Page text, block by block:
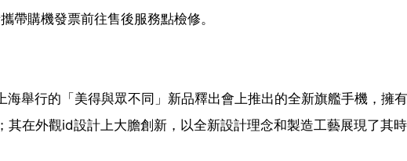
帶購機發票前往售後服務點檢修。
舉行的「美得與眾不同」新品釋出會上推出的全新旗艦手機，擁
在外觀id設計上大膽創新，以全新設計理念和製造工藝展現了其